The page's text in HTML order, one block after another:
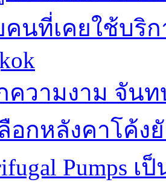
นที่เคยใช้บริกา
ความงาม จันท
อกหลังคาโค้
Pumps